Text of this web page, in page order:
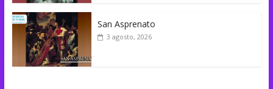
San Asprenato
3 agosto, 2026